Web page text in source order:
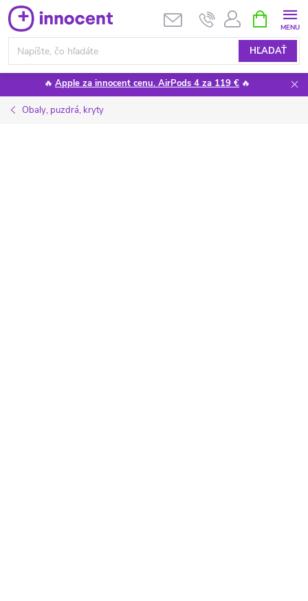
Prejsť
na
obsah
HĽADAŤ
KOŠÍK
🔥 Apple za innocent cenu. AirPods 4 za 119 € 🔥
Obaly, puzdrá, kryty